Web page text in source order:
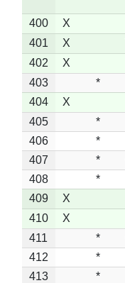
400 X
401
X
402
X
403
*
404
X
405
*
406
*
407
*
408
*
409
X
410
X
411
*
412
*
413
*